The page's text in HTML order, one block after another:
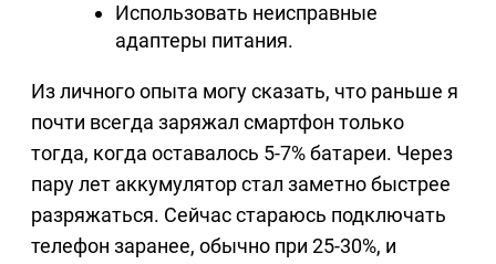
Использовать неисправные
адаптеры питания.
Из личного опыта могу сказать, что раньше я
почти всегда заряжал смартфон только
тогда, когда оставалось 5-7% батареи. Через
пару лет аккумулятор стал заметно быстрее
разряжаться. Сейчас стараюсь подключать
телефон заранее, обычно при 25-30%, и